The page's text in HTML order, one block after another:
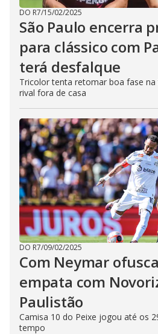
DO R7/15/02/2025
São Paulo encerra
para clássico com
terá desfalque
Tricolor tenta retomar boa fase
rival fora de casa
DO R7/09/02/2025
Com Neymar
empata com
Paulistão
Camisa 10 do Peixe jogou até os
tempo